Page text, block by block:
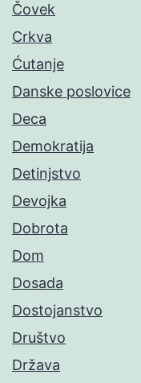
Čovek
Crkva
Ćutanje
Danske poslovice
Deca
Demokratija
Detinjstvo
Devojka
Dobrota
Dom
Dosada
Dostojanstvo
Društvo
Država